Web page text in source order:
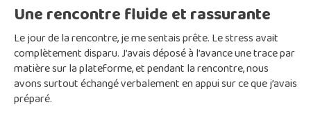
Une rencontre fluide et rassurante
Le jour de la rencontre, je me sentais prête. Le stress avait
complètement disparu. J’avais déposé à l’avance une trace par
matière sur la plateforme, et pendant la rencontre, nous
avons surtout échangé verbalement en appui sur ce que j’avais
préparé.